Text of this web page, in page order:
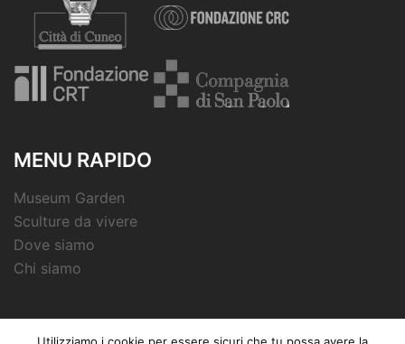
MENU RAPIDO
Museum Garden
Sculture da vivere
Dove siamo
Chi siamo